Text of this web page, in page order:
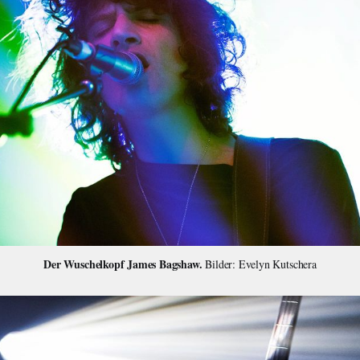
Der Wuschelkopf James Bagshaw. Bilder: Evelyn Kutschera